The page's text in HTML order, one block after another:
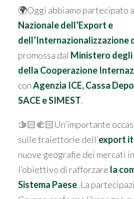
🌍Oggi abbiamo partecipato
Nazionale dell’Export e
dell’Internazionalizzazione
promossa dal Ministero
della Cooperazione
conAgenzia ICE, Cassa
SACE e SIMEST.
🫱🏻‍🫲🏻Un’importante
sulle traiettorie dell’export
nuove geografie dei mercati
l’obiettivo di rafforzare la
Sistema Paese. La